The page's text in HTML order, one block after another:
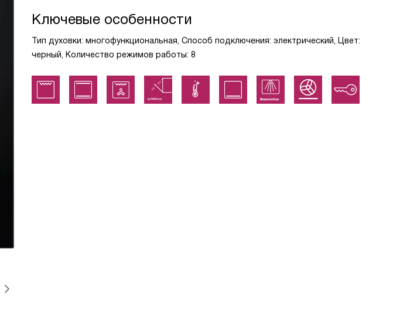
Ключевые особенности
Тип духовки: многофункциональная, Способ подключения: электрический, Цвет:
черный, Количество режимов работы: 8